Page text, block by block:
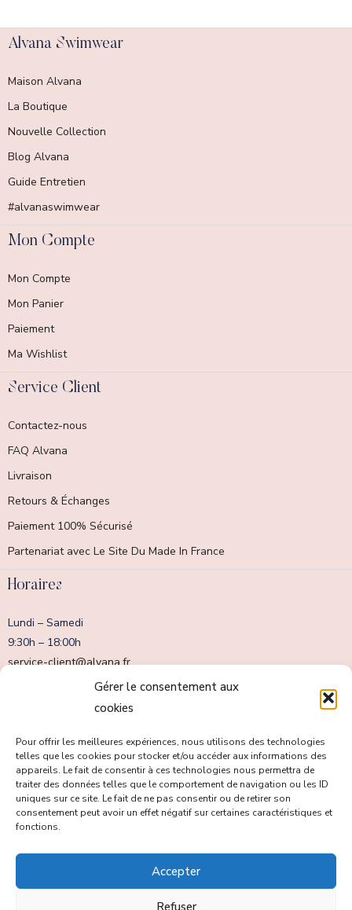
Gérer le consentement aux
cookies
Pour offrir les meilleures expériences, nous utilisons des technologies
telles que les cookies pour stocker et/ou accéder aux informations des
appareils. Le fait de consentir à ces technologies nous permettra de
traiter des données telles que le comportement de navigation ou les ID
uniques sur ce site. Le fait de ne pas consentir ou de retirer son
consentement peut avoir un effet négatif sur certaines caractéristiques et
fonctions.
Accepter
Refuser
Alvana Swimwear
Maison Alvana
La Boutique
Nouvelle Collection
Blog Alvana
Guide Entretien
#alvanaswimwear
Mon Compte
Mon Compte
Mon Panier
Paiement
Ma Wishlist
Service Client
Contactez-nous
FAQ Alvana
Livraison
Retours & Échanges
Paiement 100% Sécurisé
Partenariat avec Le Site Du Made In France
Horaires
Lundi – Samedi
9:30h – 18:00h
service-client@alvana.fr
Tous droits réservés copyright © Alvana Swimwear 2023.